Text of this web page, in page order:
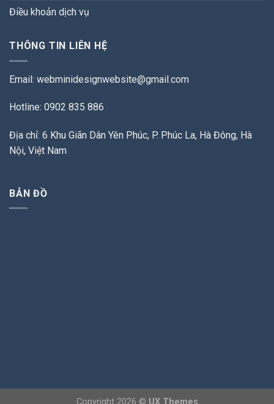
Điều khoản dịch vụ
THÔNG TIN LIÊN HỆ
Email: webminidesignwebsite@gmail.com
Hotline: 0902 835 886
Địa chỉ: 6 Khu Giãn Dân Yên Phúc, P. Phúc La, Hà Đông, Hà
Nội, Việt Nam
BẢN ĐỒ